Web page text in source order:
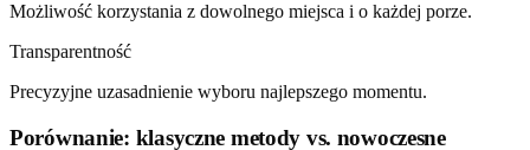
Możliwość korzystania z dowolnego miejsca i o każdej porze.
Transparentność
Precyzyjne uzasadnienie wyboru najlepszego momentu.
Porównanie: klasyczne metody vs. nowoczesne